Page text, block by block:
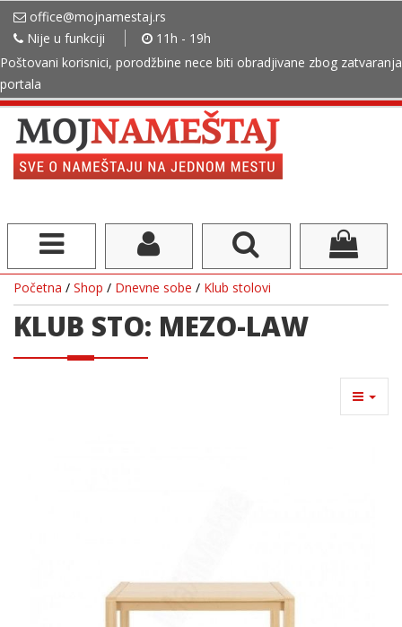
office@mojnamestaj.rs
Nije u funkciji
11h - 19h
Poštovani korisnici, porodžbine nece biti obradjivane zbog zatvaranja
portala
Početna / Shop / Dnevne sobe / Klub stolovi
KLUB STO: MEZO-LAW